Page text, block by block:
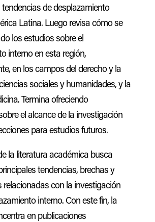
de desplazamiento
Latina. Luego revisa cómo se
los estudios sobre el
interno en esta región,
en los campos del derecho y la
sociales y humanidades, y la
Termina ofreciendo
el alcance de la investigación
para estudios futuros.
la literatura académica busca
tendencias, brechas y
con la investigación
interno. Con este fin, la
en publicaciones